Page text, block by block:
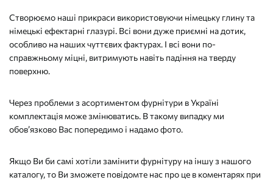
Створюємо наші прикраси використовуючи німецьку глину та
німецькі ефектарні глазурі. Всі вони дуже приємні на дотик,
особливо на наших чуттєвих фактурах. І всі вони по-
справжньому міцні, витримують навіть падіння на тверду
поверхню.
Через проблеми з асортиментом фурнітури в Україні
комплектація може змінюватись. В такому випадку ми
обов’язково Вас попередимо і надамо фото.
Якщо Ви би самі хотіли замінити фурнітуру на іншу з нашого
каталогу, то Ви зможете повідомте нас про це в коментарях при